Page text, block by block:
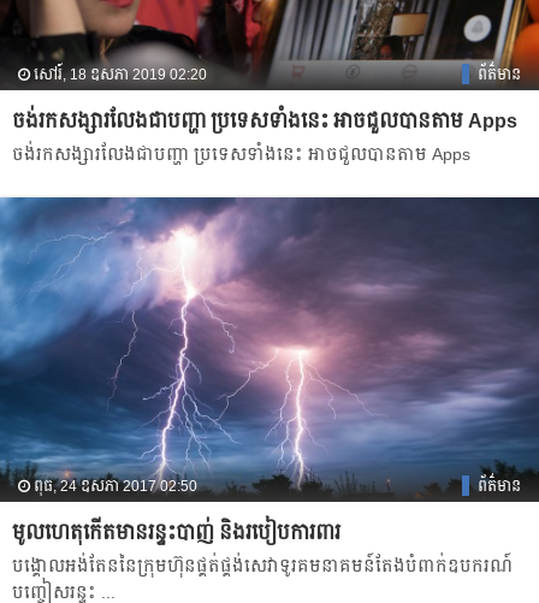
សៅរ៍, 18 ឧសភា 2019 02:20 ព័ត៌មាន
ចង់រកសង្សារលែង​ជា​បញ្ហា ប្រទេស​ទាំង​នេះ អាច​ជួល​បានតាម Apps
ចង់រកសង្សារលែង​ជា​បញ្ហា ប្រទេស​ទាំង​នេះ អាច​ជួល​បានតាម Apps
ពុធ, 24 ឧសភា 2017 02:50 ព័ត៌មាន
​មូលហេតុ​កើត​មាន​​​រន្ទះបាញ់​ ​និង​របៀប​ការពារ
​បង្គោល​អង់តែន​នៃ​ក្រុមហ៊ុន​ផ្គត់ផ្គង់​សេវា​ទូរគមនាគមន៍​តែង​បំពាក់​ឧបករណ៍​
បញ្ចៀស​រន្ទះ​ ...